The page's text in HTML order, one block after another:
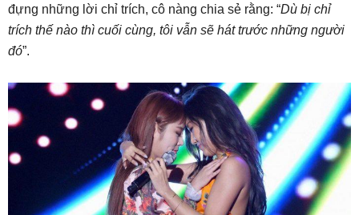
đựng những lời chỉ trích, cô nàng chia sẻ rằng: “Dù bị chỉ
trích thế nào thì cuối cùng, tôi vẫn sẽ hát trước những người
đó”.